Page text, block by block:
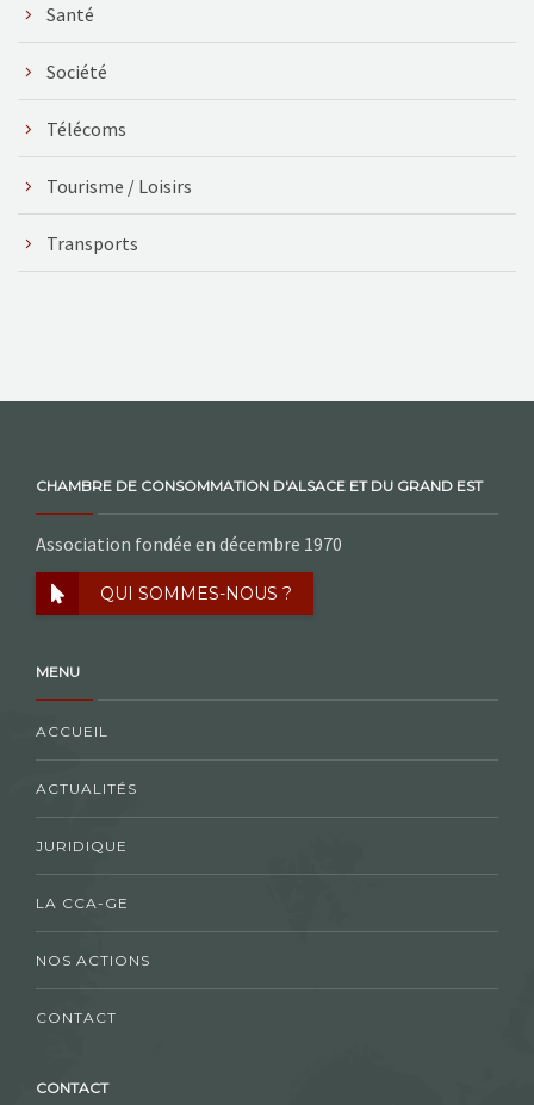
Santé
Société
Télécoms
Tourisme / Loisirs
Transports
CHAMBRE DE CONSOMMATION D'ALSACE ET DU GRAND EST
Association fondée en décembre 1970
QUI SOMMES-NOUS ?
MENU
ACCUEIL
ACTUALITÉS
JURIDIQUE
LA CCA-GE
NOS ACTIONS
CONTACT
CONTACT